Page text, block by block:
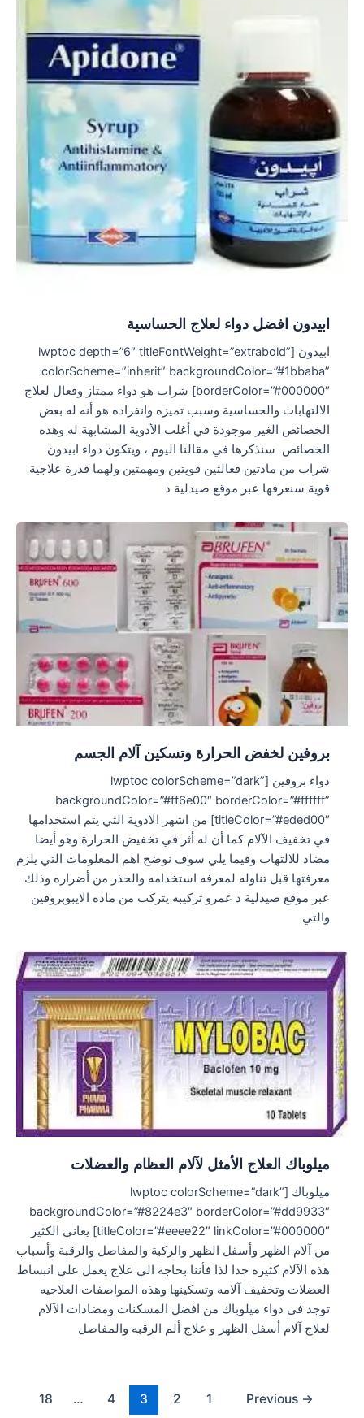
ابيدون افضل دواء لعلاج الحساسية
ابيدون [lwptoc depth=”6″ titleFontWeight=”extrabold”
colorScheme=”inherit” backgroundColor=”#1bbaba”
borderColor=”#000000″] شراب هو دواء ممتاز وفعال لعلاج
الالتهابات والحساسية وسبب تميزه وانفراده هو أنه له بعض
الخصائص الغير موجودة في أغلب الأدوية المشابهة له وهذه
الخصائص سنذكرها في مقالنا اليوم ، ويتكون دواء ابيدون
شراب من مادتين فعالتين قويتين ومهمتين ولهما قدرة علاجية
قوية سنعرفها عبر موقع صيدلية د
بروفين لخفض الحرارة وتسكين آلام الجسم
دواء بروفين [lwptoc colorScheme=”dark”
backgroundColor=”#ff6e00″ borderColor=”#ffffff”
titleColor=”#eded00″] من اشهر الادوية التي يتم استخدامها
في تخفيف الآلام كما أن له أثر في تخفيض الحرارة وهو أيضا
مضاد للالتهاب وفيما يلي سوف نوضح اهم المعلومات التي يلزم
معرفتها قبل تناوله لمعرفه استخدامه والحذر من أضراره وذلك
عبر موقع صيدلية د عمرو تركيبه يتركب من ماده الايبوبروفين
والتي
ميلوباك العلاج الأمثل لآلام العظام والعضلات
ميلوباك [lwptoc colorScheme=”dark”
backgroundColor=”#8224e3″ borderColor=”#dd9933″
titleColor=”#eeee22″ linkColor=”#000000″] يعاني الكثير
من آلام الظهر وأسفل الظهر والركبة والمفاصل والرقبة وأسباب
هذه الآلام كثيره جدا لذا فأننا بحاجة الي علاج يعمل علي انبساط
العضلات وتخفيف آلامه وتسكينها وهذه المواصفات العلاجيه
توجد في دواء ميلوباك من افضل المسكنات ومضادات الآلام
لعلاج آلام أسفل الظهر و علاج ألم الرقبه والمفاصل
→
1
2
3
4
…
18